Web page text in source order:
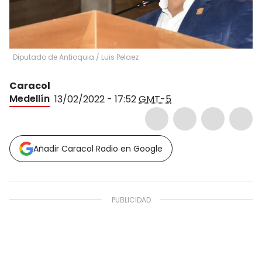
Diputado de Antioquia / Luis Pelaez
Caracol
Medellín 13/02/2022 - 17:52GMT-5
Añadir Caracol Radio en Google